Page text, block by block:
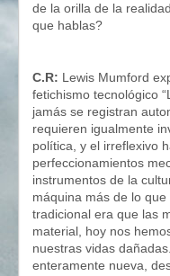
de la orilla de la
que hablas?
C.R: Lewis Mumford
fetichismo tecnológico
jamás se registran
requieren igualmente
política, y el irreflexivo
perfeccionamientos
instrumentos de la
máquina más de lo
tradicional era que las
material, hoy nos
nuestras vidas
enteramente nueva,